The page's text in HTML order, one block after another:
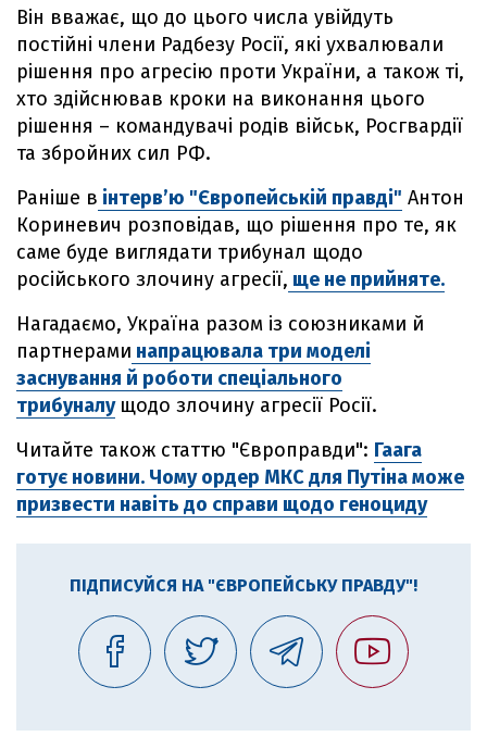
Він вважає, що до цього числа увійдуть
постійні члени Радбезу Росії, які ухвалювали
рішення про агресію проти України, а також ті,
хто здійснював кроки на виконання цього
рішення – командувачі родів військ, Росгвардії
та збройних сил РФ.
Раніше в інтерв’ю "Європейській правді" Антон
Кориневич розповідав, що рішення про те, як
саме буде виглядати трибунал щодо
російського злочину агресії, ще не прийняте.
Нагадаємо, Україна разом із союзниками й
партнерами напрацювала три моделі
заснування й роботи спеціального
трибуналу щодо злочину агресії Росії.
Читайте також статтю "Європравди": Гаага
готує новини. Чому ордер МКС для Путіна може
призвести навіть до справи щодо геноциду
ПІДПИСУЙСЯ НА "ЄВРОПЕЙСЬКУ ПРАВДУ"!